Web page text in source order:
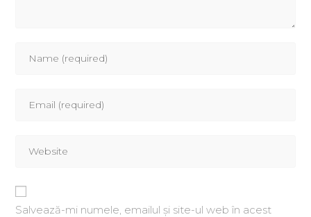
Salvează-mi numele, emailul și site-ul web în acest